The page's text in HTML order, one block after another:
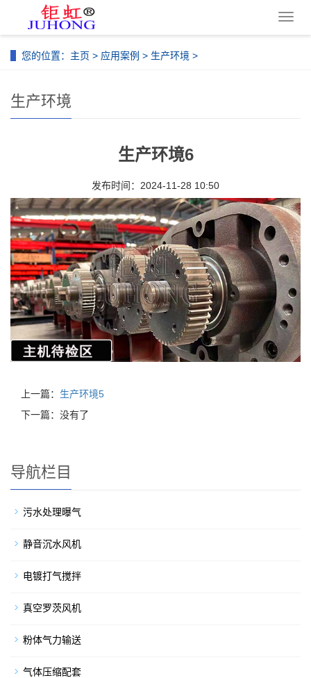
导
您的位置： 主页 > 应用案例 > 生产环境 >
生产环境
生产环境6
发布时间：2024-11-28 10:50
上一篇： 生产环境5
下一篇：没有了
导航栏目
污水处理曝气
静音沉水风机
电镀打气搅拌
真空罗茨风机
粉体气力输送
气体压缩配套